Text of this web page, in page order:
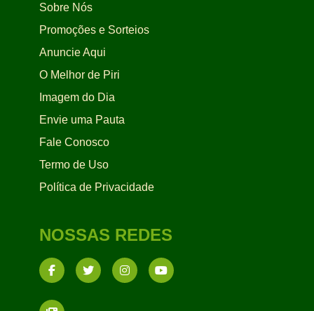
Sobre Nós
Promoções e Sorteios
Anuncie Aqui
O Melhor de Piri
Imagem do Dia
Envie uma Pauta
Fale Conosco
Termo de Uso
Política de Privacidade
NOSSAS REDES